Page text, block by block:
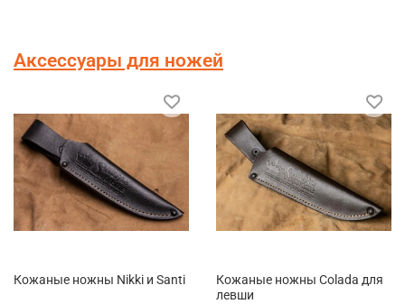
Аксессуары для ножей
Кожаные ножны Nikki и Santi
Кожаные ножны Colada для
левши